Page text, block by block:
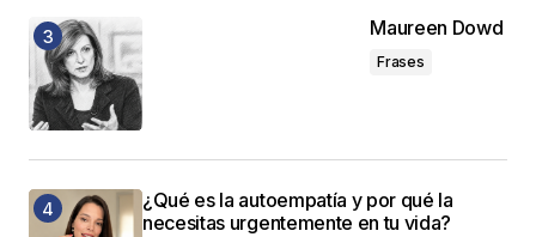
Maureen Dowd
Frases
¿Qué es la autoempatía y por qué la
necesitas urgentemente en tu vida?